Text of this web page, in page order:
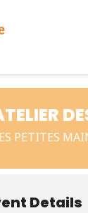
PETITES
Details